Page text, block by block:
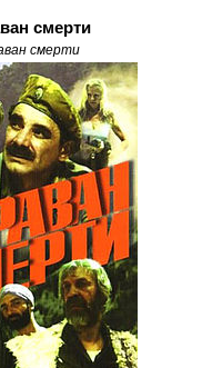
смерти
смерти